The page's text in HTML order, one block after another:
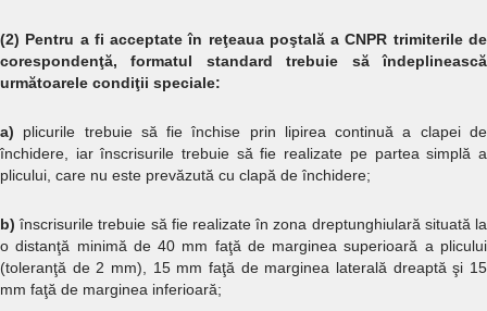
(2) Pentru a fi acceptate în reţeaua poştală a CNPR trimiterile de
corespondenţă, formatul standard trebuie să îndeplinească
următoarele condiţii speciale:
a) plicurile trebuie să fie închise prin lipirea continuă a clapei de
închidere, iar înscrisurile trebuie să fie realizate pe partea simplă a
plicului, care nu este prevăzută cu clapă de închidere;
b) înscrisurile trebuie să fie realizate în zona dreptunghiulară situată la
o distanţă minimă de 40 mm faţă de marginea superioară a plicului
(toleranţă de 2 mm), 15 mm faţă de marginea laterală dreaptă şi 15
mm faţă de marginea inferioară;